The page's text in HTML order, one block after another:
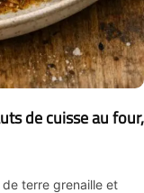
de cuisse au four,
terre grenaille et